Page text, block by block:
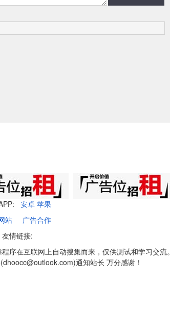
安卓 苹果
站
广告合作
友情链接:
序在互联网上自动搜集而来，仅供测试和学习交流。
通知站长 万分感谢！